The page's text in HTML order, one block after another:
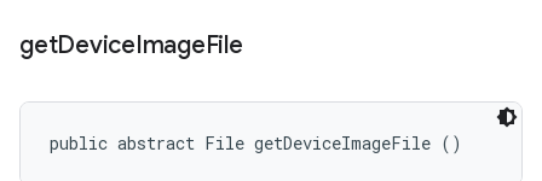
getDeviceImageFile
public abstract File getDeviceImageFile ()